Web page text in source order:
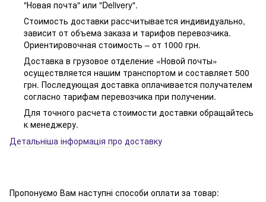
"Новая почта" или "Delivery".
Стоимость доставки рассчитывается индивидуально,
зависит от объема заказа и тарифов перевозчика.
Ориентировочная стоимость – от 1000 грн.
Доставка в грузовое отделение «Новой почты»
осуществляется нашим транспортом и составляет 500
грн. Последующая доставка оплачивается получателем
согласно тарифам перевозчика при получении.
Для точного расчета стоимости доставки обращайтесь
к менеджеру.
Детальніша інформація про доставку
Пропонуємо Вам наступні способи оплати за товар: